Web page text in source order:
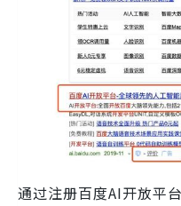
通过注册百度AI开放平